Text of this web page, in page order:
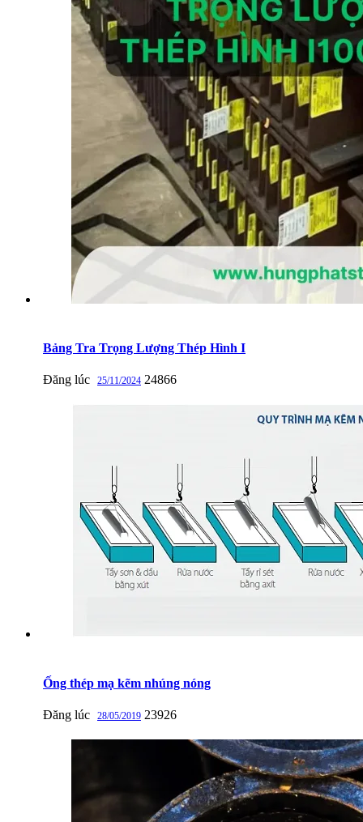
Bảng Tra Trọng Lượng Thép Hình I
Đăng lúc 25/11/2024 24866
Ống thép mạ kẽm nhúng nóng
Đăng lúc 28/05/2019 23926